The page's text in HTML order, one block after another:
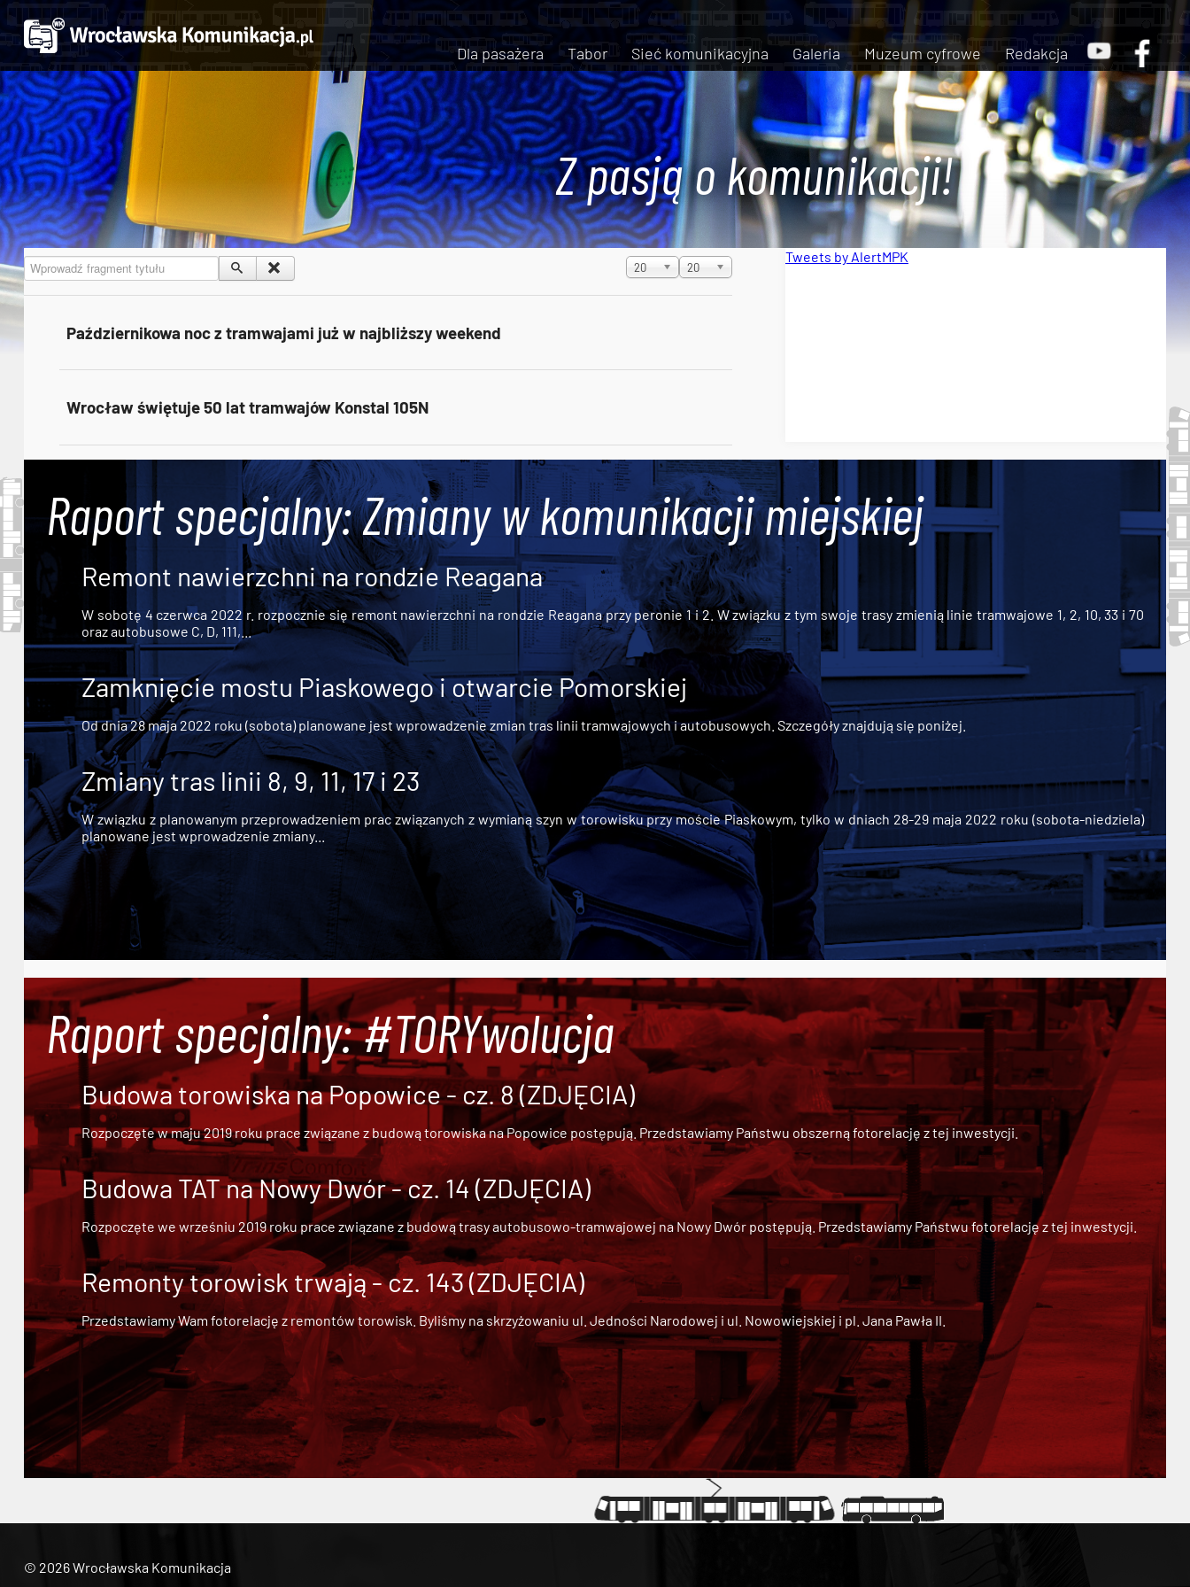
Dla pasażera Tabor Sieć komunikacyjna Galeria Muzeum cyfrowe Redakcja
Z pasją o komunikacji!
Wprowadź fragment tytułu Pokaż #
20 20
Październikowa noc z tramwajami już w najbliższy weekend
Wrocław świętuje 50 lat tramwajów Konstal 105N
Tweets by AlertMPK
Raport specjalny: Zmiany w komunikacji miejskiej
Remont nawierzchni na rondzie Reagana
W sobotę 4 czerwca 2022 r. rozpocznie się remont nawierzchni na rondzie Reagana przy peronie 1 i 2. W związku z tym swoje trasy zmienią linie tramwajowe 1, 2, 10, 33 i 70
oraz autobusowe C, D, 111,...
Zamknięcie mostu Piaskowego i otwarcie Pomorskiej
Od dnia 28 maja 2022 roku (sobota) planowane jest wprowadzenie zmian tras linii tramwajowych i autobusowych. Szczegóły znajdują się poniżej.
Zmiany tras linii 8, 9, 11, 17 i 23
W związku z planowanym przeprowadzeniem prac związanych z wymianą szyn w torowisku przy moście Piaskowym, tylko w dniach 28-29 maja 2022 roku (sobota-niedziela)
planowane jest wprowadzenie zmiany...
Raport specjalny: #TORYwolucja
Budowa torowiska na Popowice - cz. 8 (ZDJĘCIA)
Rozpoczęte w maju 2019 roku prace związane z budową torowiska na Popowice postępują. Przedstawiamy Państwu obszerną fotorelację z tej inwestycji.
Budowa TAT na Nowy Dwór - cz. 14 (ZDJĘCIA)
Rozpoczęte we wrześniu 2019 roku prace związane zbudową trasy autobusowo-tramwajowej na Nowy Dwórpostępują. Przedstawiamy Państwu fotorelację z tej inwestycji.
Remonty torowisk trwają - cz. 143 (ZDJĘCIA)
Przedstawiamy Wam fotorelację z remontów torowisk. Byliśmy na skrzyżowaniu ul. Jedności Narodowej i ul. Nowowiejskiej i pl. Jana Pawła II.
© 2026 Wrocławska Komunikacja